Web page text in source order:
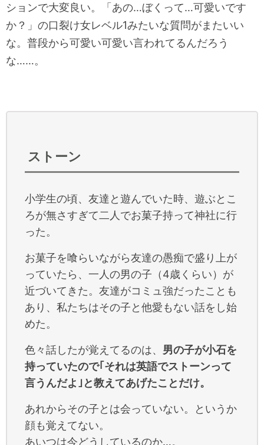
ションで大変良い。「あの…ぼくって…可愛いです
か？」の口裂け女レベル1みたいな質問がまたいい
な。普段から可愛い可愛い言われてるんだろう
な……。
ストーン
小学生の頃、友達と遊んでいた時、遊ぶとこ
ろが無さすぎて二人でお菓子持って神社に行
った。
お菓子を喰らいながら友達の愚痴で盛り上が
っていたら、一人の男の子（4歳くらい）が
近づいてきた。友達がコミュ強だったことも
あり、私たちはその子と他愛もない話をし始
めた。
色々話したが覚えてるのは、 男の子が小石を
持っていたので｢それは英語でストーンって
言うんだよ｣と教えてあげたことだけ。
あれからその子とは会っていない。というか
顔も覚えてない。
あいつは今どうしているのか…。